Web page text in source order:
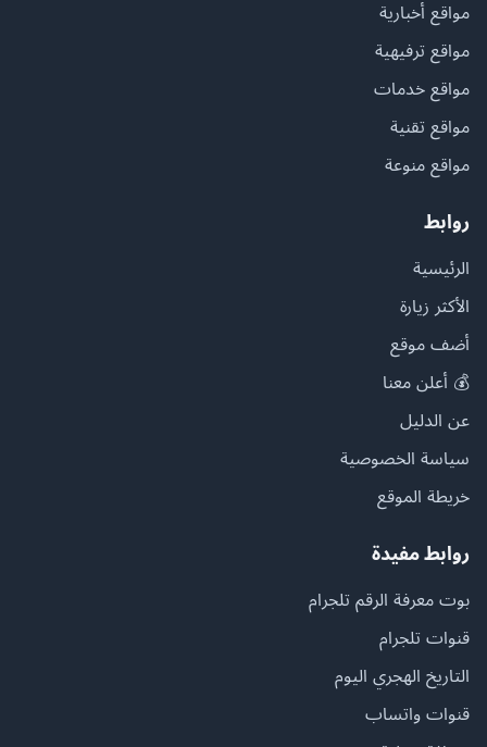
مواقع أخبارية
مواقع ترفيهية
مواقع خدمات
مواقع تقنية
مواقع منوعة
روابط
الرئيسية
الأكثر زيارة
أضف موقع
💰 أعلن معنا
عن الدليل
سياسة الخصوصية
خريطة الموقع
روابط مفيدة
بوت معرفة الرقم تلجرام
قنوات تلجرام
التاريخ الهجري اليوم
قنوات واتساب